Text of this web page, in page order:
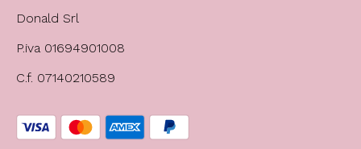
Donald Srl
P.iva 01694901008
C.f. 07140210589